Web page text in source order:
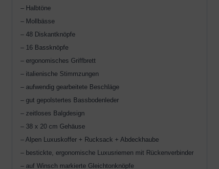
– Halbtöne
– Mollbässe
– 48 Diskantknöpfe
– 16 Bassknöpfe
– ergonomisches Griffbrett
– italienische Stimmzungen
– aufwendig gearbeitete Beschläge
– gut gepolstertes Bassbodenleder
– zeitloses Balgdesign
– 38 x 20 cm Gehäuse
– Alpen Luxuskoffer + Rucksack + Abdeckhaube
– bestickte, ergonomische Luxusriemen mit Rückenverbinder
– auf Winsch markierte Gleichtonknöpfe